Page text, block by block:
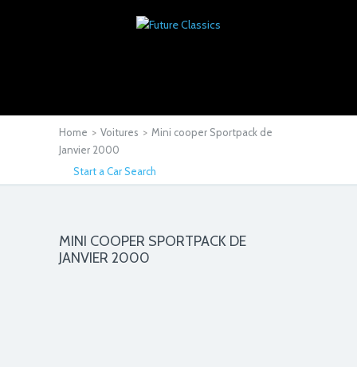
Home > Voitures > Mini cooper Sportpack de
Janvier 2000
Start a Car Search
MINI COOPER SPORTPACK DE
JANVIER 2000